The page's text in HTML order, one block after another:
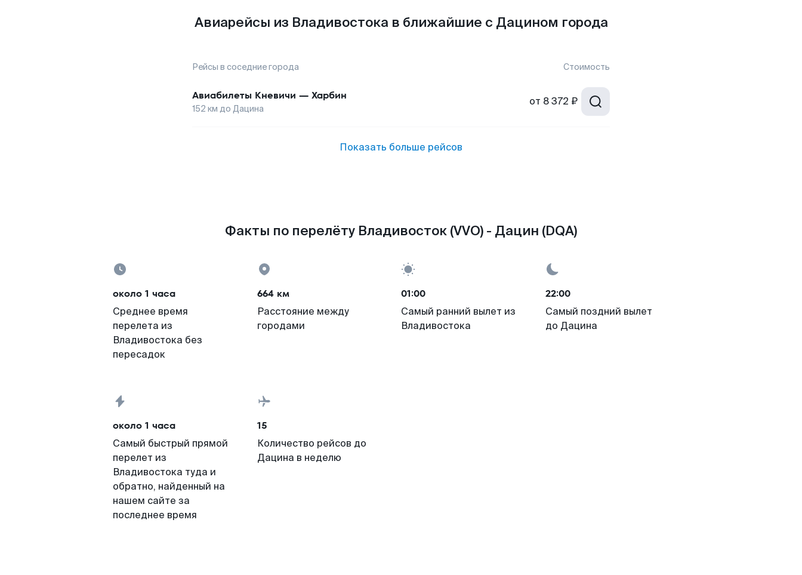
Авиарейсы из Владивостока в ближайшие с Дацином города
Рейсы в соседние города Стоимость
Авиабилеты Кневичи — Харбин
152 км до Дацина
от 8 372 ₽
Показать больше рейсов
Факты по перелёту Владивосток (VVO) - Дацин (DQA)
около 1 часа
Среднее время
перелета из
Владивостока без
пересадок
664 км
Расстояние между
городами
01:00
Самый ранний вылет из
Владивостока
22:00
Самый поздний вылет
до Дацина
около 1 часа
Самый быстрый прямой
перелет из
Владивостока туда и
обратно, найденный на
нашем сайте за
последнее время
15
Количество рейсов до
Дацина в неделю